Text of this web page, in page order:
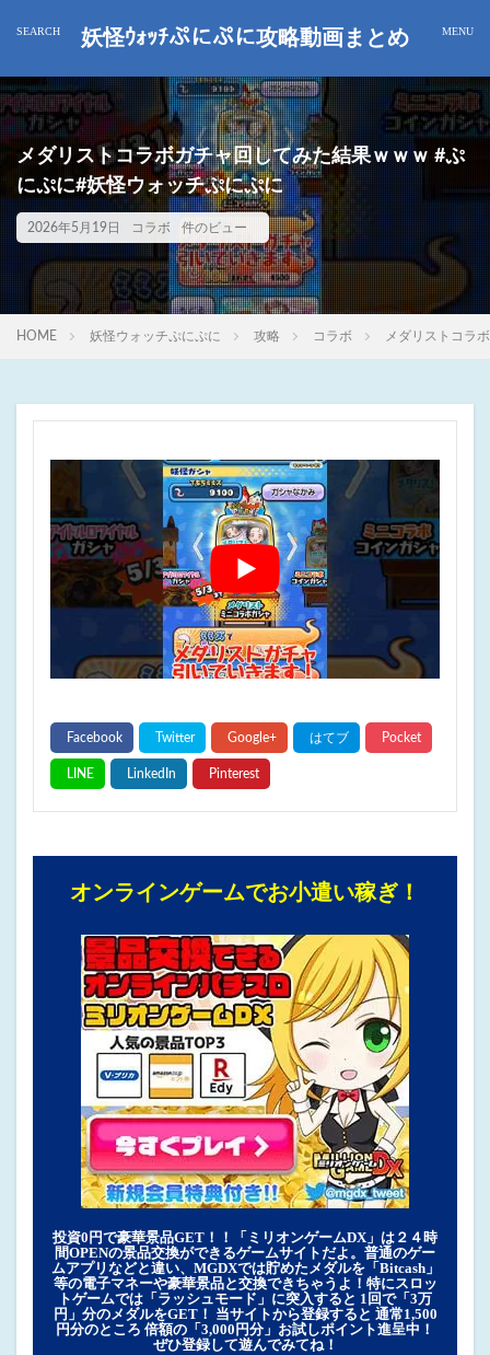
妖怪ｳｫｯﾁぷにぷに攻略動画まとめ
メダリストコラボガチャ回してみた結果ｗｗｗ #ぷ
にぷに#妖怪ウォッチぷにぷに
2026年5月19日 コラボ 件のビュー
HOME 妖怪ウォッチぷにぷに 攻略 コラボ メダリストコラ
オンラインゲームでお小遣い稼ぎ！
投資0円で豪華景品GET！！「ミリオンゲームDX」は２４時
間OPENの景品交換ができるゲームサイトだよ。普通のゲー
ムアプリなどと違い、MGDXでは貯めたメダルを「Bitcash」
等の電子マネーや豪華景品と交換できちゃうよ！特にスロッ
トゲームでは「ラッシュモード」に突入すると 1回で「3万
円」分のメダルをGET！ 当サイトから登録すると 通常1,500
円分のところ 倍額の「3,000円分」お試しポイント進呈中！
ぜひ登録して遊んでみてね！